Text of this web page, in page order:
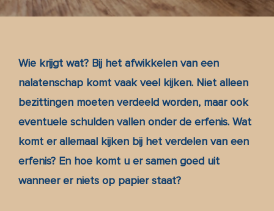
Over ons
Contact
Inspiratie
Memoria
Wie krijgt wat? Bij het afwikkelen van een
nalatenschap komt vaak veel kijken. Niet alleen
bezittingen moeten verdeeld worden, maar ook
eventuele schulden vallen onder de erfenis. Wat
komt er allemaal kijken bij het verdelen van een
erfenis? En hoe komt u er samen goed uit
wanneer er niets op papier staat?